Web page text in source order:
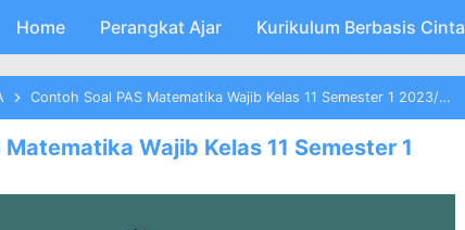
Skip to main content
Home Perangkat Ajar Kurikulum Berbasis Cinta
Contoh Soal PAS Matematika Wajib Kelas 11 Semester 1 2023/2024
Matematika Wajib Kelas 11 Semester 1